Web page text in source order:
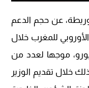
عن حجم الدعم
الأوروبي للمغرب خلال
تجاوز 220 مليون يورو، موجها لعدد من
خلال تقديم الوزير